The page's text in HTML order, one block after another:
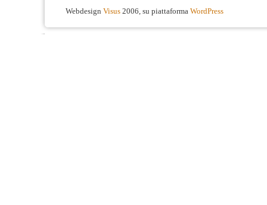
Webdesign Visus 2006, su piattaforma WordPress